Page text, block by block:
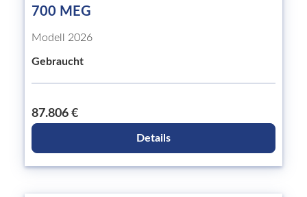
700 MEG
Modell 2026
Gebraucht
87.806 €
Details